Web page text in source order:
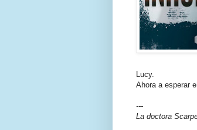
Lucy.
Ahora a esperar
---
La doctora